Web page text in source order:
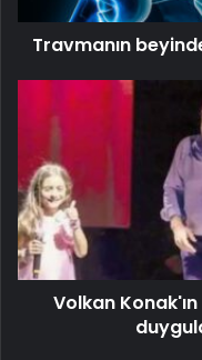
Travmanın
Volkan